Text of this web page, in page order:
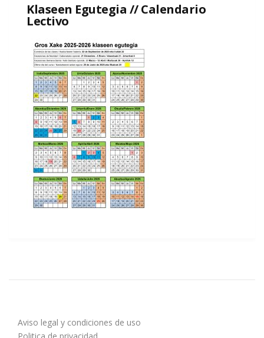
Klaseen Egutegia // Calendario
Lectivo
Aviso legal y condiciones de uso
Politica de privacidad